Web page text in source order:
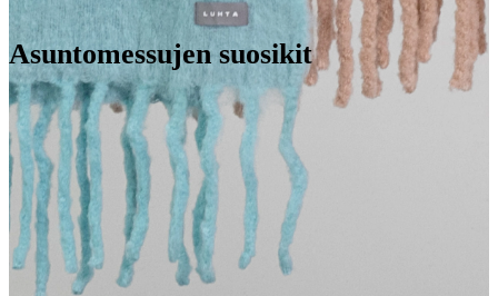
Asuntomessujen suosikit